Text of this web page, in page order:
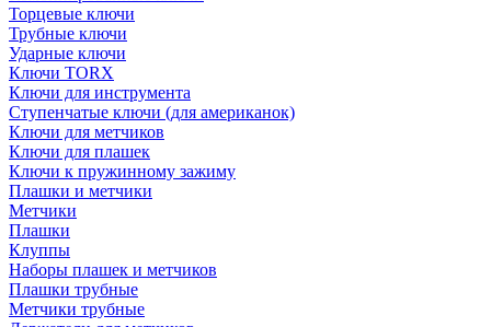
Торцевые ключи
Трубные ключи
Ударные ключи
Ключи TORX
Ключи для инструмента
Ступенчатые ключи (для американок)
Ключи для метчиков
Ключи для плашек
Ключи к пружинному зажиму
Плашки и метчики
Метчики
Плашки
Клуппы
Наборы плашек и метчиков
Плашки трубные
Метчики трубные